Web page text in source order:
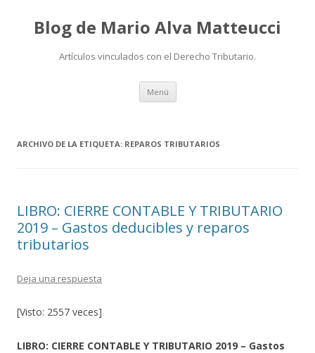
Blog de Mario Alva Matteucci
Artículos vinculados con el Derecho Tributario.
Menú Ir
contenido
ARCHIVO DE LA ETIQUETA: REPAROS TRIBUTARIOS
LIBRO: CIERRE CONTABLE Y TRIBUTARIO
2019 – Gastos deducibles y reparos
tributarios
Deja una respuesta
[Visto: 2557 veces]
LIBRO: CIERRE CONTABLE Y TRIBUTARIO 2019 – Gastos